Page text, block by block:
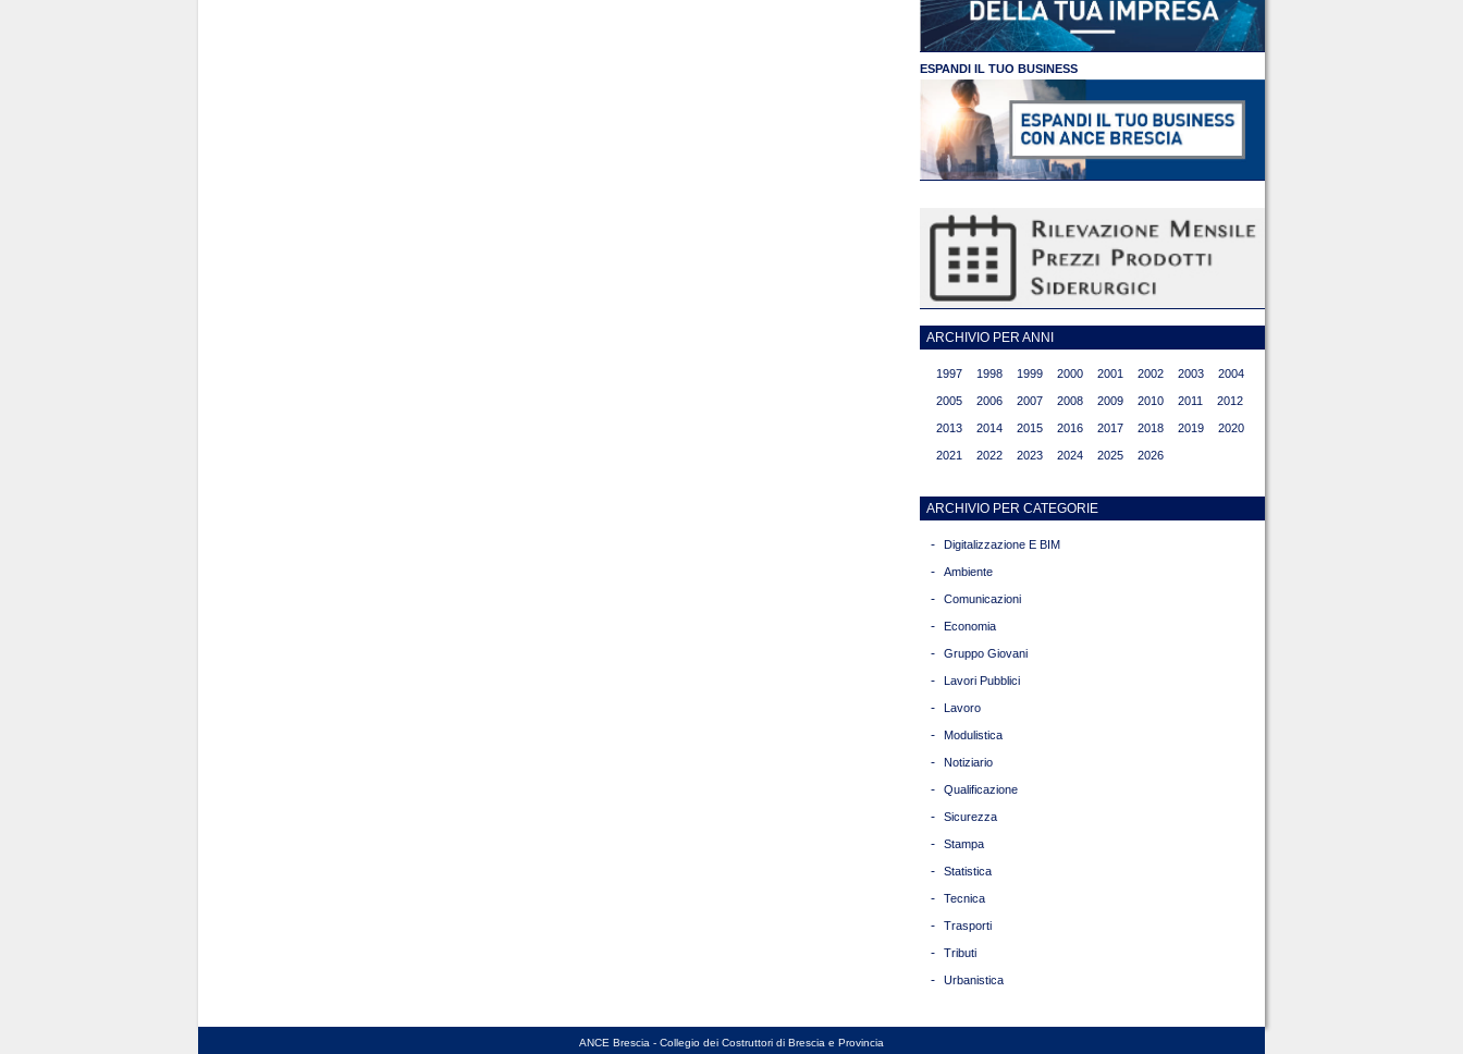
ESPANDI IL TUO BUSINESS
ARCHIVIO PER ANNI
1997 1998 1999 2000 2001 2002 2003 2004
2005 2006 2007 2008 2009 2010 2011 2012
2013 2014 2015 2016 2017 2018 2019 2020
2021 2022 2023 2024 2025 2026
ARCHIVIO PER CATEGORIE
- Digitalizzazione E BIM
- Ambiente
- Comunicazioni
- Economia
- Gruppo Giovani
- Lavori Pubblici
- Lavoro
- Modulistica
- Notiziario
- Qualificazione
- Sicurezza
- Stampa
- Statistica
- Tecnica
- Trasporti
- Tributi
- Urbanistica
ANCE Brescia - Collegio dei Costruttori di Brescia e Provincia